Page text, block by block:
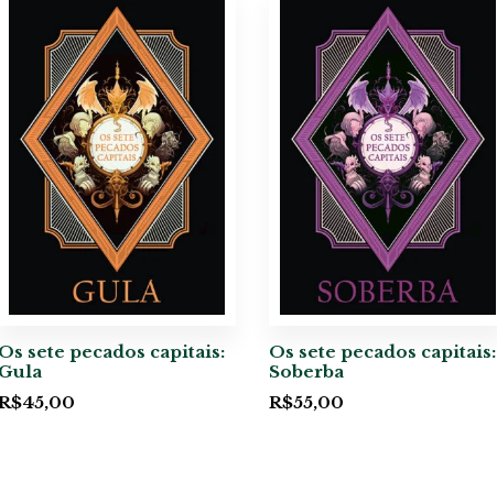
Os sete pecados capitais:
Gula
45,00
Os sete pecados capitais:
Soberba
R$55,00